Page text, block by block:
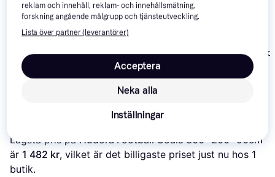
240x150
455 kr
Outsiders Rabona
300x200cm
1 149 kr
SportMe
240x150cm
549 kr
Lägsta pris på Hudora Football Goals 300x200x90cm
är 1 482 kr, vilket är det billigaste priset just nu hos 1
butik.
reklam och innehåll, reklam- och innehållsmätning,
forskning angående målgrupp och tjänsteutveckling.
Lista över partner (leverantörer)
Neka alla
Acceptera
Inställningar